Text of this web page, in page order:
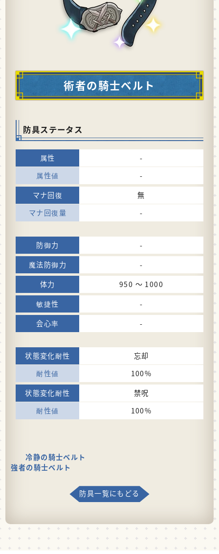
術者の騎士ベルト
防具ステータス
-
-
無
-
-
-
950 〜 1000
-
-
忘却
100%
禁呪
100%
冷静の騎士ベルト
強者の騎士ベルト
防具一覧にもどる